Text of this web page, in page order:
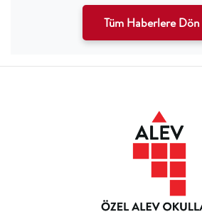
Tüm Haberlere Dön